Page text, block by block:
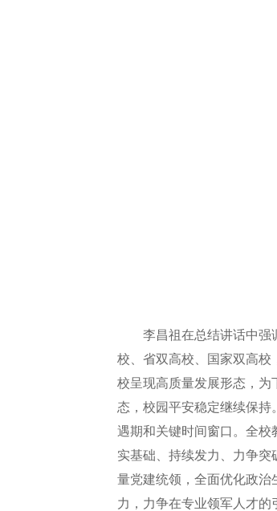
李昌祖在总结讲话中强
校、省双高校、国家双高校
校呈现高质量发展形态，为
态，校园平安稳定继续保持
遇期和关键时间窗口。全校
实基础、持续发力、力争
量党建统领，全面优化政
力，力争在专业领军人才